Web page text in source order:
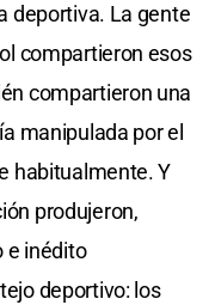
deportiva. La gente
compartieron esos
compartieron una
manipulada por el
habitualmente. Y
produjeron,
e inédito
deportivo: los